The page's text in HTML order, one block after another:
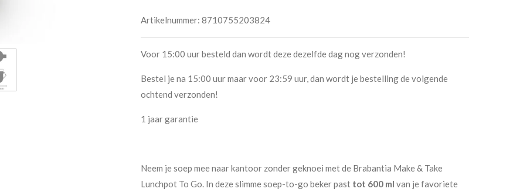
Artikelnummer: 8710755203824
Voor 15:00 uur besteld dan wordt deze dezelfde dag nog verzonden!
Bestel je na 15:00 uur maar voor 23:59 uur, dan wordt je bestelling de volgende
ochtend verzonden!
1 jaar garantie
Neem je soep mee naar kantoor zonder geknoei met de Brabantia Make & Take
Lunchpot To Go. In deze slimme soep-to-go beker past tot 600 ml van je favoriete